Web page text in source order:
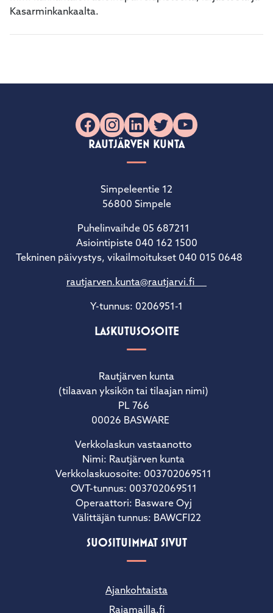
Kasarminkankaalta.
Facebook
Instagram
LinkedIn
X YouTube
RAUTJÄRVEN KUNTA
Simpeleentie 12
56800 Simpele
Puhelinvaihde 05 687211
Asiointipiste 040 162 1500
Tekninen päivystys, vikailmoitukset 040 015 0648
rautjarven.kunta@rautjarvi.fi
Y-tunnus: 0206951-1
LASKUTUSOSOITE
Rautjärven kunta
(tilaavan yksikön tai tilaajan nimi)
PL 766
00026 BASWARE
Verkkolaskun vastaanotto
Nimi: Rautjärven kunta
Verkkolaskuosoite: 003702069511
OVT-tunnus: 003702069511
Operaattori: Basware Oyj
Välittäjän tunnus: BAWCFI22
SUOSITUIMMAT SIVUT
Ajankohtaista
Rajamailla.fi